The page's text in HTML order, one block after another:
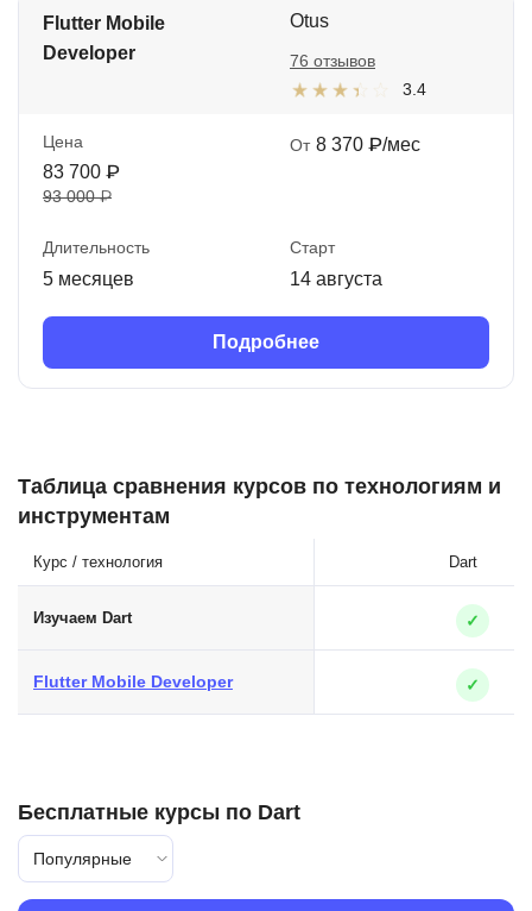
Flutter Mobile
Developer
Otus
3.4
76 отзывов
Цена
83 700 ₽
93 000 ₽
От 8 370 ₽/мес
Длительность
5 месяцев
Старт
14 августа
Подробнее
Таблица сравнения курсов по технологиям и
инструментам
Курс / технология Dart
Изучаем Dart ✓
Flutter Mobile Developer ✓
Бесплатные курсы по Dart
Популярные